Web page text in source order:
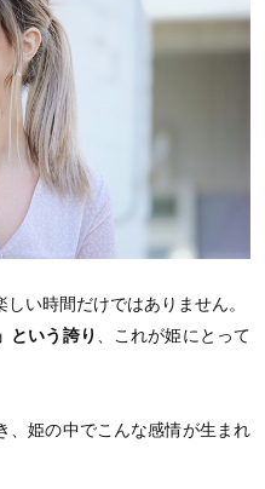
い時間だけではありません。
という誇り
、これが姫にとって
、姫の中でこんな感情が生まれ